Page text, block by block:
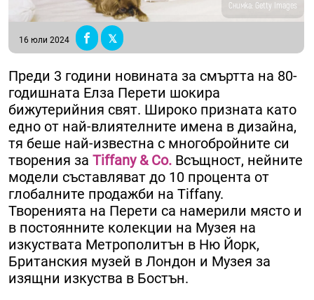
Снимка: Getty Images
16 юли 2024
Преди 3 години новината за смъртта на 80-
годишната Елза Перети шокира
бижутерийния свят. Широко призната като
едно от най-влиятелните имена в дизайна,
тя беше най-известна с многобройните си
творения за Tiffany & Co. Всъщност, нейните
модели съставляват до 10 процента от
глобалните продажби на Tiffany.
Творенията на Перети са намерили място и
в постоянните колекции на Музея на
изкуствата Метрополитън в Ню Йорк,
Британския музей в Лондон и Музея за
изящни изкуства в Бостън.